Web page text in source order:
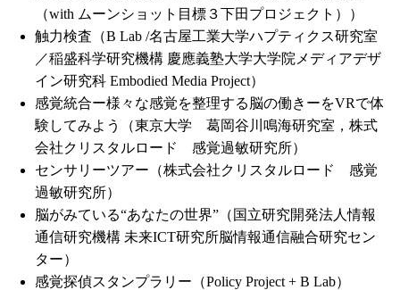
（with ムーンショット目標３下田プロジェクト））
触力検査（B Lab /名古屋工業大学ハプティクス研究室
／稲盛科学研究機構 慶應義塾大学大学院メディアデザ
イン研究科 Embodied Media Project）
感覚統合ー様々な感覚を整理する脳の働きーをVRで体
験してみよう（東京大学 葛岡谷川鳴海研究室，株式
会社クリスタルロード 感覚過敏研究所）
センサリーツアー（株式会社クリスタルロード 感覚
過敏研究所）
脳がみている“あなたの世界”（国立研究開発法人情報
通信研究機構 未来ICT研究所脳情報通信融合研究セン
ター）
感覚探偵スタンプラリー（Policy Project + B Lab）